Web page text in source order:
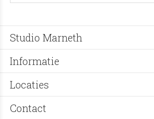
Studio Marneth
Informatie
Locaties
Contact